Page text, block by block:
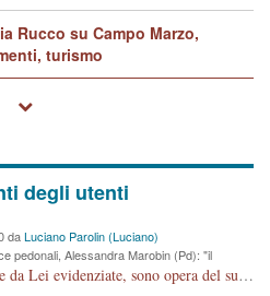
Rucco su Campo Marzo,
turismo
degli utenti
daLuciano Parolin (Luciano)
pedonali, Alessandra Marobin (Pd): "il
Consigliera Marobin, tutte le cose da Lei evidenziate, sono opera del suo ex Assessore e compagno di Partito Antonio Marco Dalla Pozza Assessore alla "progettazione" di piste ciclabili e altre porcherie. A lui manderei il conto da saldare per incidenti e danni alle persone. E' ora che "finiamola." Avete perso rassegnatevi. qui IL SINDACO RUCCO NON C'ENTRA PER NIENTE. CAPITO!!!!!!!! Amen.